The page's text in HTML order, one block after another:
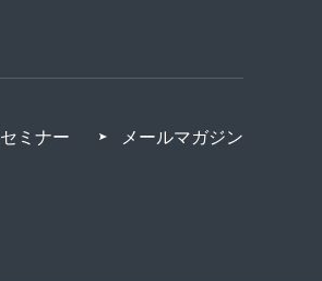
セミナー メールマガジン